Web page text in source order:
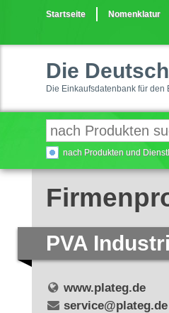
Startseite Nomenklatur
Die
Die Einkaufsdatenbank für
nach Produkten und
PVA
www.plateg.de
service@plateg.de